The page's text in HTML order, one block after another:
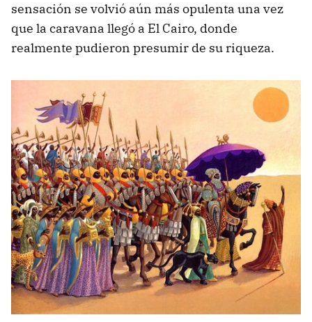
sensación se volvió aún más opulenta una vez
que la caravana llegó a El Cairo, donde
realmente pudieron presumir de su riqueza.